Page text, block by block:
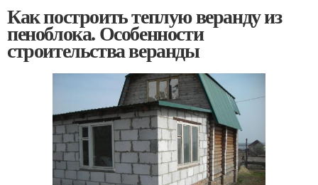
Как построить теплую веранду из
пеноблока. Особенности
строительства веранды